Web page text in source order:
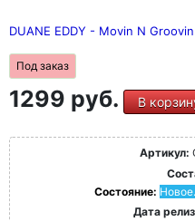
DUANE EDDY - Movin N Groovin
Под заказ
1299 руб. В
Артикул:
Состояние:
Дата